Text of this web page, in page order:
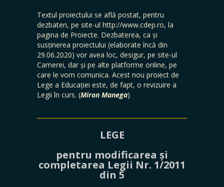
Textul proiectului se află postat, pentru
dezbateri, pe site-ul http://www.cdep.ro, la
pagina de Proiecte. Dezbaterea, ca și
susținerea proiectului (elaborate încă din
29.06.2020) vor avea loc, desigur, pe site-ul
Camerei, dar și pe alte platforme online, pe
care le vom comunica. Acest nou proiect de
Lege a Educației este, de fapt, o revizuire a
Legii în curs. (Miron Manega)
LEGE
pentru modificarea și
completarea Legii Nr. 1/2011
din 5